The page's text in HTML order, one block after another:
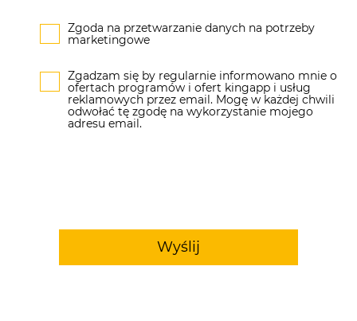
Zgoda na przetwarzanie danych na potrzeby
marketingowe
Zgadzam się by regularnie informowano mnie o
ofertach programów i ofert kingapp i usług
reklamowych przez email. Mogę w każdej chwili
odwołać tę zgodę na wykorzystanie mojego
adresu email.
Wyślij